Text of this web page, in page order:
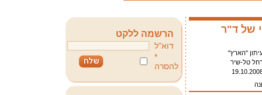
של ד"ר
"הארץ"
טל-שיר
הרשמה ללקט
דוא"ל
*
להסרה